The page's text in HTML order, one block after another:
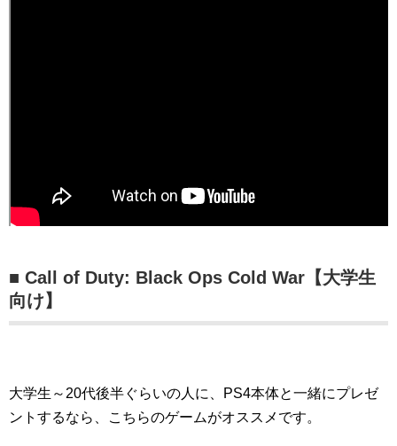
■ Call of Duty: Black Ops Cold War【大学生
向け】
大学生～20代後半ぐらいの人に、PS4本体と一緒にプレゼ
ントするなら、こちらのゲームがオススメです。